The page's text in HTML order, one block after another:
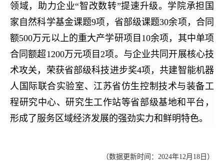
领域，助力企业“智改数转”提速升级。学院承担国
家自然科学基金课题9项，省部级课题30余项，合同
额500万元以上的重大产学研项目10余项，其中单项
合同额超1200万元项目2项。与企业共同开展核心技
术攻关，荣获省部级科技进步奖4项，共建智能机器
人国际联合实验室、江苏省仿生控制技术与装备工
程研究中心、研究生工作站等省部级基地和平台，
形成了服务区域经济发展的强劲实力和鲜明特色。
（数据更新时间：2024年12月18日）